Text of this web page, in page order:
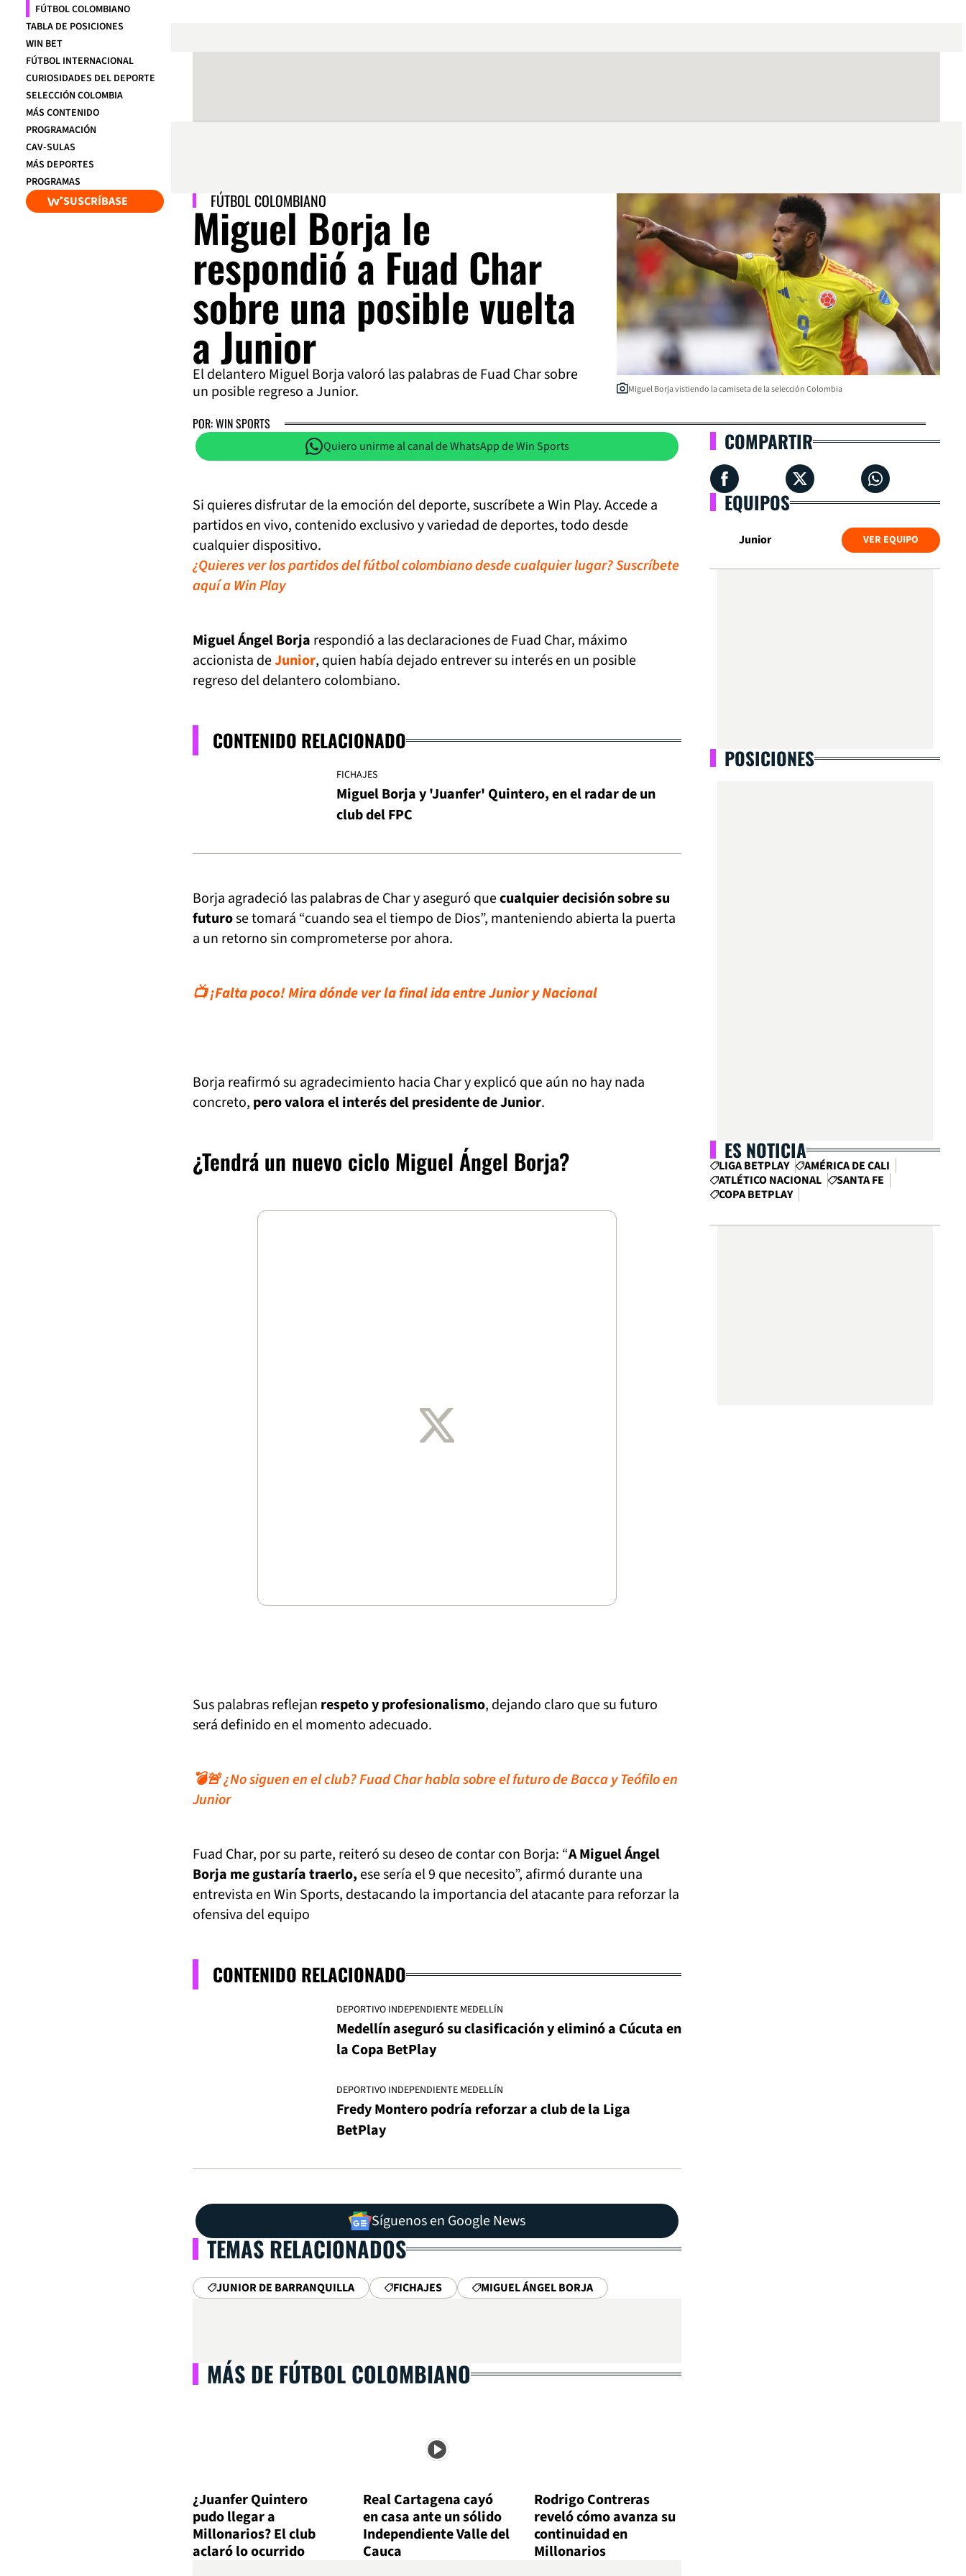
FÚTBOL COLOMBIANO
TABLA DE POSICIONES
WIN BET
FÚTBOL INTERNACIONAL
CURIOSIDADES DEL DEPORTE
SELECCIÓN COLOMBIA
MÁS CONTENIDO
PROGRAMACIÓN
CAV-SULAS
MÁS DEPORTES
PROGRAMAS
SUSCRÍBASE FÚTBOL COLOMBIANO
Miguel Borja le
respondió a Fuad Char
sobre una posible vuelta
a Junior
El delantero Miguel Borja valoró las palabras de Fuad Char sobre
un posible regreso a Junior.
Miguel Borja vistiendo la camiseta de la selección Colombia
POR: WIN SPORTS
Quiero unirme al canal de WhatsApp de Win Sports
Si quieres disfrutar de la emoción del deporte, suscríbete a Win Play. Accede a
partidos en vivo, contenido exclusivo y variedad de deportes, todo desde
cualquier dispositivo.
¿Quieres ver los partidos del fútbol colombiano desde cualquier lugar? Suscríbete
aquí a Win Play
Miguel Ángel Borja respondió a las declaraciones de Fuad Char, máximo
accionista deJunior, quien había dejado entrever su interés en un posible
regreso del delantero colombiano.
CONTENIDO RELACIONADO
FICHAJES
Miguel Borja y 'Juanfer' Quintero, en el radar de un
club del FPC
Borja agradeció las palabras de Char y aseguró quecualquier decisión sobre su
futurose tomará “cuando sea el tiempo de Dios”, manteniendo abierta la puerta
a un retorno sin comprometerse por ahora.
📺 ¡Falta poco! Mira dónde ver la final ida entre Junior y Nacional
Borja reafirmó su agradecimiento hacia Char y explicó que aún no hay nada
concreto, pero valora el interés del presidente de Junior.
¿Tendrá un nuevo ciclo Miguel Ángel Borja?
Sus palabras reflejan respeto y profesionalismo, dejando claro que su futuro
será definido en el momento adecuado.
💣🚨 ¿No siguen en el club? Fuad Char habla sobre el futuro de Bacca y Teófilo en
Junior
Fuad Char, por su parte, reiteró su deseo de contar con Borja: “A Miguel Ángel
Borja me gustaría traerlo, ese sería el 9 que necesito”, afirmó durante una
entrevista en Win Sports, destacando la importancia del atacante para reforzar la
ofensiva del equipo
CONTENIDO RELACIONADO
DEPORTIVO INDEPENDIENTE MEDELLÍN
Medellín aseguró su clasificación y eliminó a Cúcuta en
la Copa BetPlay
DEPORTIVO INDEPENDIENTE MEDELLÍN
Fredy Montero podría reforzar a club de la Liga
BetPlay
Síguenos en Google News
TEMAS RELACIONADOS
JUNIOR DE BARRANQUILLA FICHAJES MIGUEL ÁNGEL BORJA
MÁS DE FÚTBOL COLOMBIANO
¿Juanfer Quintero
pudo llegar a
Millonarios? El club
aclaró lo ocurrido
Real Cartagena cayó
en casa ante un sólido
Independiente Valle del
Cauca
Rodrigo Contreras
reveló cómo avanza su
continuidad en
Millonarios
COMPARTIR
EQUIPOS
Junior VER EQUIPO
POSICIONES
ES NOTICIA
LIGA BETPLAY
AMÉRICA DE CALI
ATLÉTICO NACIONAL
SANTA FE
COPA BETPLAY